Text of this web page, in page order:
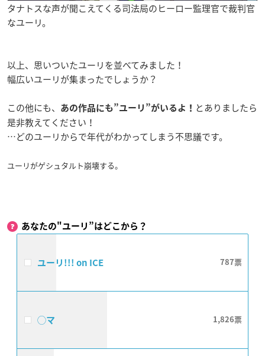
タナトスな声が聞こえてくる司法局のヒーロー監理官で裁判官
なユーリ。
以上、思いついたユーリを並べてみました！
幅広いユーリが集まったでしょうか？
この他にも、 あの作品にも”ユーリ”がいるよ！ とありましたら
是非教えてください！
…どのユーリからで年代がわかってしまう不思議です。
ユーリがゲシュタルト崩壊する。
あなたの"ユーリ”はどこから？
ユーリ!!! on ICE 787
◯マ 1,826